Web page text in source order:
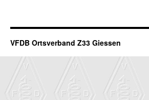
VFDB Ortsverband Z33 Giessen